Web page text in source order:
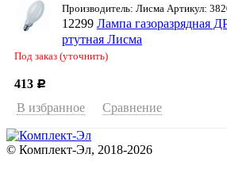
Производитель: Лисма Артикул:
12299 Лампа газоразрядная
ртутная Лисма
Под заказ (уточнить)
413 Р
В избранное Сравнение
© Комплект-Эл, 2018-2026